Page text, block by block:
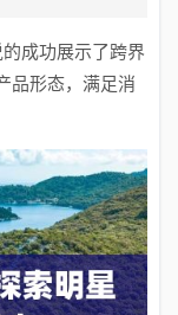
成功展示了跨界
品形态，满足消